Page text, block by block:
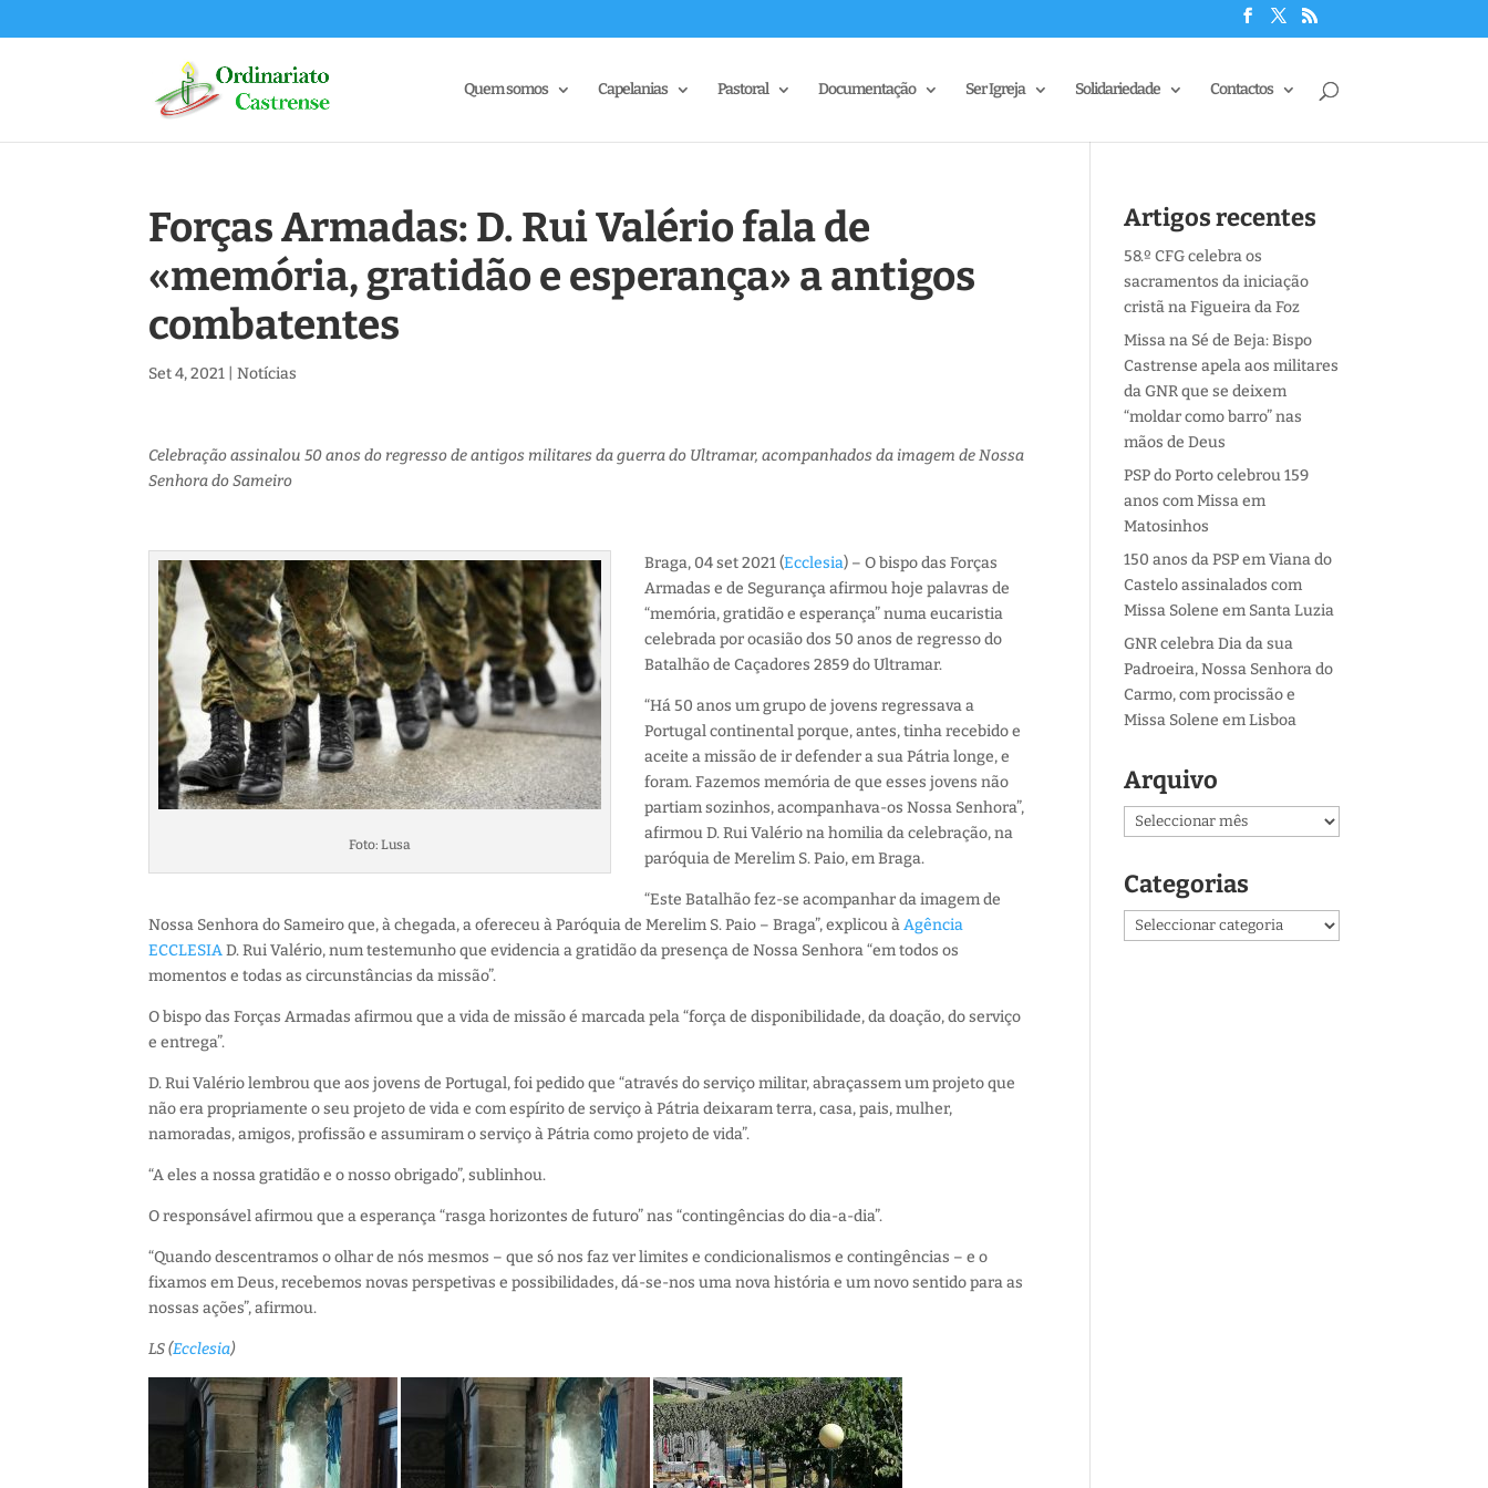
Quem somos Capelanias Pastoral Documentação Ser Igreja Solidariedade Contactos
Forças Armadas: D. Rui Valério fala de
«memória, gratidão e esperança» a antigos
combatentes
Set 4, 2021 |Notícias
Celebração assinalou 50 anos do regresso de antigos militares da guerra do Ultramar, acompanhados da imagem de Nossa
Senhora do Sameiro
Foto: Lusa
Braga, 04 set 2021 (Ecclesia) – O bispo das Forças
Armadas e de Segurança afirmou hoje palavras de
“memória, gratidão e esperança” numa eucaristia
celebrada por ocasião dos 50 anos de regresso do
Batalhão de Caçadores 2859 do Ultramar.
“Há 50 anos um grupo de jovens regressava a
Portugal continental porque, antes, tinha recebido e
aceite a missão de ir defender a sua Pátria longe, e
foram. Fazemos memória de que esses jovens não
partiam sozinhos, acompanhava-os Nossa Senhora”,
afirmou D. Rui Valério na homilia da celebração, na
paróquia de Merelim S. Paio, em Braga.
“Este Batalhão fez-se acompanhar da imagem de
Nossa Senhora do Sameiro que, à chegada, a ofereceu à Paróquia de Merelim S. Paio – Braga”, explicou àAgência
ECCLESIAD. Rui Valério, num testemunho que evidencia a gratidão da presença de Nossa Senhora “em todos os
momentos e todas as circunstâncias da missão”.
O bispo das Forças Armadas afirmou que a vida de missão é marcada pela “força de disponibilidade, da doação, do serviço
e entrega”.
D. Rui Valério lembrou que aos jovens de Portugal, foi pedido que “através do serviço militar, abraçassem um projeto que
não era propriamente o seu projeto de vida e com espírito de serviço à Pátria deixaram terra, casa, pais, mulher,
namoradas, amigos, profissão e assumiram o serviço à Pátria como projeto de vida”.
“A eles a nossa gratidão e o nosso obrigado”, sublinhou.
O responsável afirmou que a esperança “rasga horizontes de futuro” nas “contingências do dia-a-dia”.
“Quando descentramos o olhar de nós mesmos – que só nos faz ver limites e condicionalismos e contingências – e o
fixamos em Deus, recebemos novas perspetivas e possibilidades, dá-se-nos uma nova história e um novo sentido para as
nossas ações”, afirmou.
LS (Ecclesia)
Artigos recentes
58.º CFG celebra os
sacramentos da iniciação
cristã na Figueira da Foz
Missa na Sé de Beja: Bispo
Castrense apela aos militares
da GNR que se deixem
“moldar como barro” nas
mãos de Deus
PSP do Porto celebrou 159
anos com Missa em
Matosinhos
150 anos da PSP em Viana do
Castelo assinalados com
Missa Solene em Santa Luzia
GNR celebra Dia da sua
Padroeira, Nossa Senhora do
Carmo, com procissão e
Missa Solene em Lisboa
Arquivo
Arquivo
Categorias
Categorias